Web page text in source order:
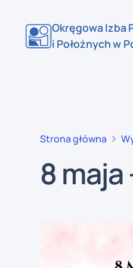
Okręgowa Izba
i Położnych w
Strona główna
8